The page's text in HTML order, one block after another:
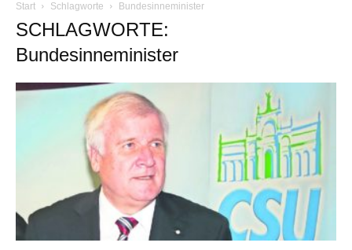
Start Schlagworte Bundesinneminister
SCHLAGWORTE:
Bundesinneminister